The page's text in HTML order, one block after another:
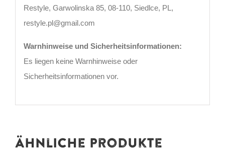
Restyle, Garwolinska 85, 08-110, Siedlce, PL,
restyle.pl@gmail.com
Warnhinweise und Sicherheitsinformationen:
Es liegen keine Warnhinweise oder
Sicherheitsinformationen vor.
Ähnliche Produkte